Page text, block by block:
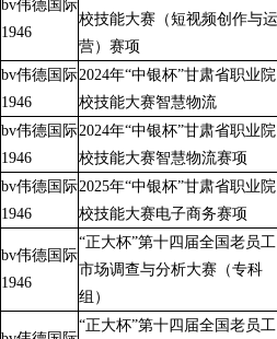
bv伟德国际
1946
校技能大赛（短视频创作与运
营）赛项
bv伟德国际
1946
2024年“中银杯”甘肃省职业院
校技能大赛智慧物流
bv伟德国际
1946
2024年“中银杯”甘肃省职业院
校技能大赛智慧物流赛项
bv伟德国际
1946
2025年“中银杯”甘肃省职业院
校技能大赛电子商务赛项
bv伟德国际
1946
“正大杯”第十四届全国老员工
市场调查与分析大赛（专科
组）
“正大杯”第十四届全国老员工